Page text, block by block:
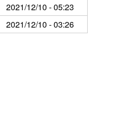
2021/12/10 - 05:23
2021/12/10 - 03:26